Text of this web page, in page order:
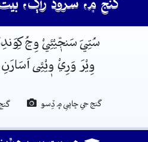
گنج ۾، سرود راڳ، بيت
سُتِيَ سَنجّٖيْئِيْ وِڃُ
وِيْرَ وَرِيْ وٖيْئِى
گنج جي ڇاپي ۾ ڏِسو